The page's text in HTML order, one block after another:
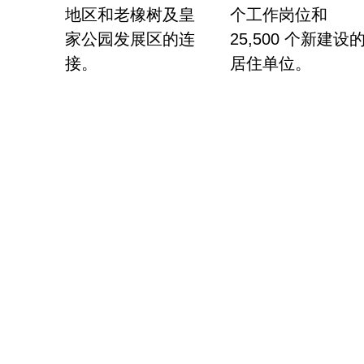
地区和老橡树及皇
家公园发展区的连
接。
个工作岗位和
25,500 个新建设
居住单位。